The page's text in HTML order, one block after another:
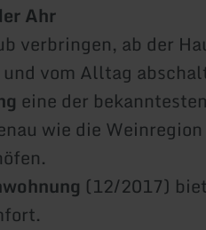
Ahr
verbringen, ab der
vom Alltag
eine der bekanntesten
wie die Weinregion
(12/2017)